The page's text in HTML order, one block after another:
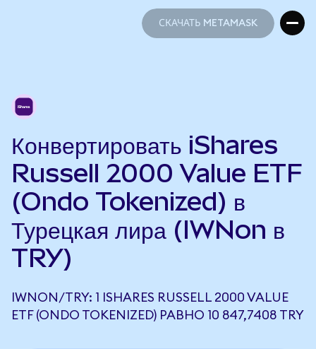
СКАЧАТЬ METAMASK
Конвертировать iShares
Russell 2000 Value ETF
(Ondo Tokenized) в
Турецкая лира (IWNon в
TRY)
IWNON/TRY: 1 ISHARES RUSSELL 2000 VALUE
ETF (ONDO TOKENIZED) РАВНО 10 847,7408 TRY